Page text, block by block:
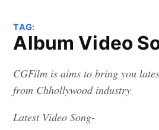
TAG:
Album Video
CGFilm is aims to bring you
from Chhollywood industry
Latest Video Song-